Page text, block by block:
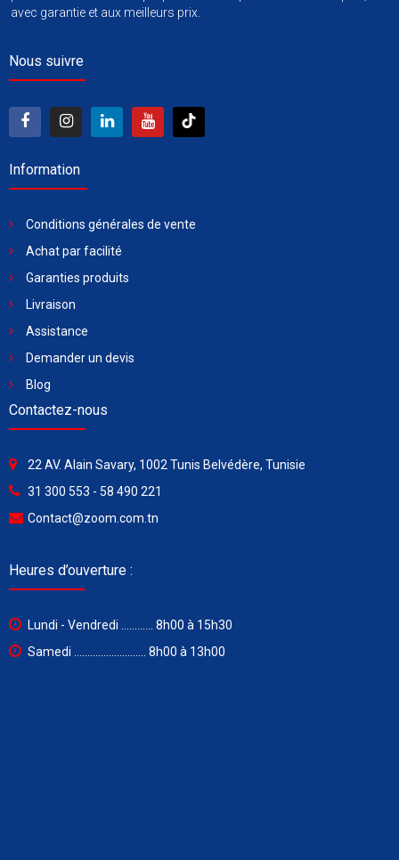
avec garantie et aux meilleurs prix.
Nous suivre
Information
Conditions générales de vente
Achat par facilité
Garanties produits
Livraison
Assistance
Demander un devis
Blog
Contactez-nous
22 AV. Alain Savary, 1002 Tunis Belvédère, Tunisie
31 300 553 - 58 490 221
Contact@zoom.com.tn
Heures d’ouverture :
Lundi - Vendredi ............ 8h00 à 15h30
Samedi ........................... 8h00 à 13h00